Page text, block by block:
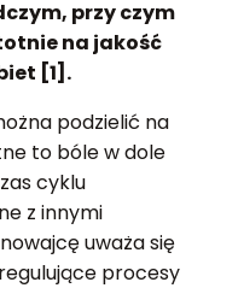
przy czym
na jakość
[1].
podzielić na
to bóle w dole
cyklu
z innymi
uważa się
procesy